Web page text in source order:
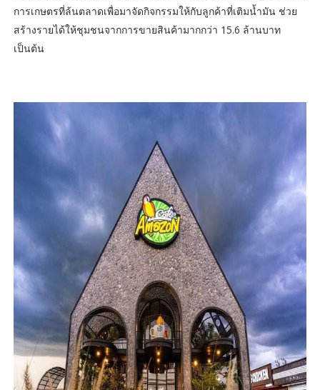
การเกษตรที่ล้นตลาดเพื่อมาจัดกิจกรรมให้กับลูกค้าที่เติมน้ำมัน ช่วย
สร้างรายได้ให้ชุมชนจากการขายสินค้ามากกว่า 15.6 ล้านบาท
เป็นต้น